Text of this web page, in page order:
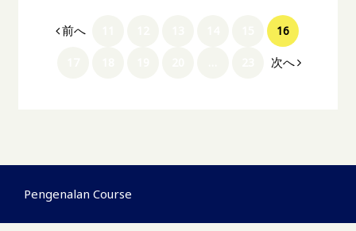
前へ 16
次へ
Pengenalan Course